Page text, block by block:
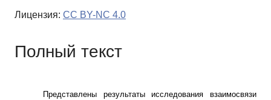
Лицензия: CC BY-NC 4.0
Полный текст
Представлены результаты исследования взаимосвязи